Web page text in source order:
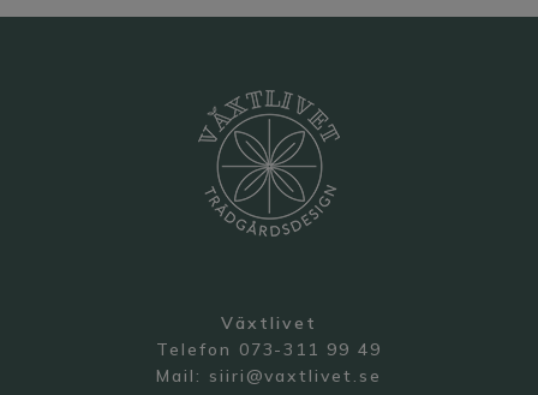
Växtlivet
Telefon 073-311 99 49
Mail: siiri@vaxtlivet.se